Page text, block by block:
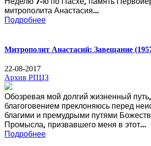
митрополита Анастасия...
Подробнее
Митрополит Анастасий: Завещание
22-08-2017
Архив РПЦЗ
Обозревая мой долгий жизненный
благоговением преклоняюсь перед
благими и премудрыми путями
Промысла, призвавшего меня в этот...
Подробнее